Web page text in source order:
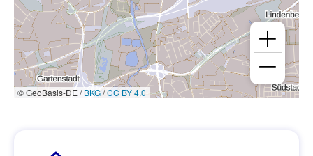
© GeoBasis-DE /BKG/CC BY 4.0